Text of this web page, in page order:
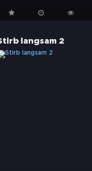
langsam 2